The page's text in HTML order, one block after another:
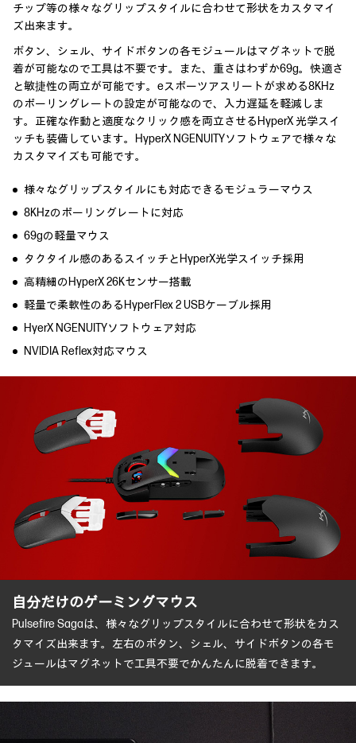
チップ等の様々なグリップスタイルに合わせて形状をカスタマイ
ズ出来ます。
ボタン、シェル、サイドボタンの各モジュールはマグネットで脱
着が可能なので工具は不要です。また、重さはわずか69g。快適さ
と敏捷性の両立が可能です。eスポーツアスリートが求める8KHz
のポーリングレートの設定が可能なので、入力遅延を軽減しま
す。正確な作動と適度なクリック感を両立させるHyperX 光学スイ
ッチも装備しています。HyperX NGENUITYソフトウェアで様々な
カスタマイズも可能です。
様々なグリップスタイルにも対応できるモジュラーマウス
8KHzのポーリングレートに対応
69gの軽量マウス
タクタイル感のあるスイッチとHyperX光学スイッチ採用
高精細のHyperX 26Kセンサー搭載
軽量で柔軟性のあるHyperFlex 2 USBケーブル採用
HyerX NGENUITYソフトウェア対応
NVIDIA Reflex対応マウス
自分だけのゲーミングマウス
Pulsefire Sagaは、様々なグリップスタイルに合わせて形状をカス
タマイズ出来ます。左右のボタン、シェル、サイドボタンの各モ
ジュールはマグネットで工具不要でかんたんに脱着できます。